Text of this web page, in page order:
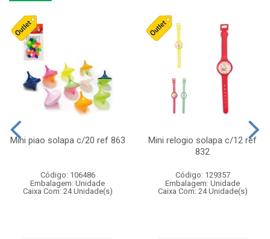
Mini piao solapa c/20 ref 863
Código: 106486
Embalagem: Unidade
Caixa Com: 24 Unidade(s)
Mini relogio solapa c/12 ref
832
Código: 129357
Embalagem: Unidade
Caixa Com: 24 Unidade(s)